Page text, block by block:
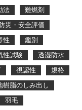
法
難燃剤
災・安全評価
性
鑑別
性試験
透湿防水
視認性
規格
樹脂のしみ出し
羽毛